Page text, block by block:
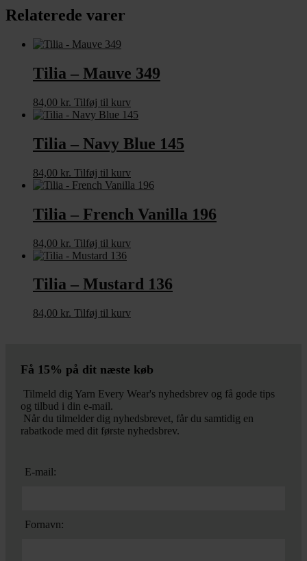
Relaterede varer
Tilia – Mauve 349
84,00 kr. Tilføj til kurv
Tilia – Navy Blue 145
84,00 kr. Tilføj til kurv
Tilia – French Vanilla 196
84,00 kr. Tilføj til kurv
Tilia – Mustard 136
84,00 kr. Tilføj til kurv
Få 15% på dit næste køb
Tilmeld dig Yarn Every Wear's nyhedsbrev og få gode tips
og tilbud i din e-mail.
Når du tilmelder dig nyhedsbrevet, får du samtidig en
rabatkode med dit første nyhedsbrev.
E-mail:
Fornavn: